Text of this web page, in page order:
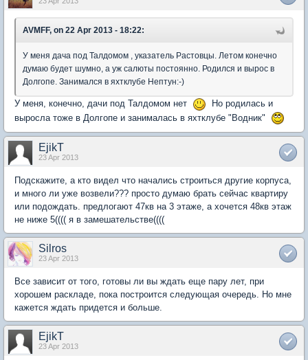
AVMFF, on 22 Apr 2013 - 18:22:
У меня дача под Талдомом , указатель Растовцы. Летом конечно
думаю будет шумно, а уж салюты постоянно. Родился и вырос в
Долгопе. Занимался в яхтклубе Нептун:-)
У меня, конечно, дачи под Талдомом нет
Но родилась и
выросла тоже в Долгопе и занималась в яхтклубе "Водник"
EjikT
23 Apr 2013
Подскажите, а кто видел что начались строиться другие корпуса,
и много ли уже возвели??? просто думаю брать сейчас квартиру
или подождать. предлогают 47кв на 3 этаже, а хочется 48кв этаж
не ниже 5(((( я в замешательстве((((
Silros
23 Apr 2013
Все зависит от того, готовы ли вы ждать еще пару лет, при
хорошем раскладе, пока построится следующая очередь. Но мне
кажется ждать придется и больше.
EjikT
23 Apr 2013